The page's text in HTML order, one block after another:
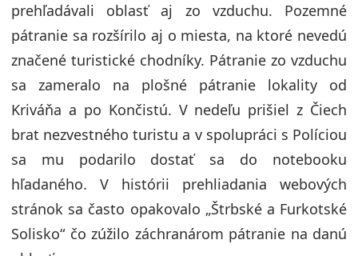
prehľadávali oblasť aj zo vzduchu. Pozemné
pátranie sa rozšírilo aj o miesta, na ktoré nevedú
značené turistické chodníky. Pátranie zo vzduchu
sa zameralo na plošné pátranie lokality od
Kriváňa a po Končistú. V nedeľu prišiel z Čiech
brat nezvestného turistu a v spolupráci s Políciou
sa mu podarilo dostať sa do notebooku
hľadaného. V histórii prehliadania webových
stránok sa často opakovalo „Štrbské a Furkotské
Solisko“ čo zúžilo záchranárom pátranie na danú